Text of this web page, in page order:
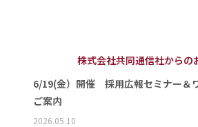
株式会社共同通信社からの
6/19(金）開催 採用広報セミナー＆
ご案内
2026.05.10